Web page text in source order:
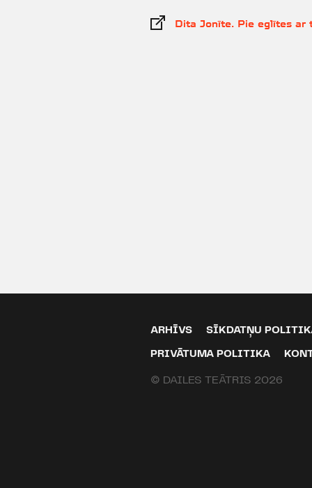
Dita Jonīte. Pie eglītes ar
ARHĪVS SĪKDATŅU
PRIVĀTUMA POLITIKA
© DAILES TEĀTRIS 2026